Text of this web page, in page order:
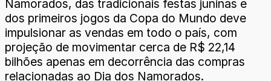
Namorados, das tradicionais festas juninas e
dos primeiros jogos da Copa do Mundo deve
impulsionar as vendas em todo o país, com
projeção de movimentar cerca de R$ 22,14
bilhões apenas em decorrência das compras
relacionadas ao Dia dos Namorados.